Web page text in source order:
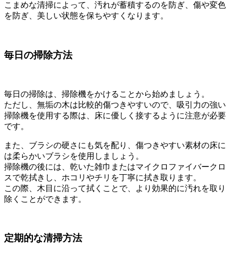
こまめな清掃によって、汚れが蓄積するのを防ぎ、傷や変色
を防ぎ、美しい状態を保ちやすくなります。
毎日の掃除方法
毎日の掃除は、掃除機をかけることから始めましょう。
ただし、無垢の木は比較的傷つきやすいので、吸引力の強い
掃除機を使用する際は、床に優しく接するように注意が必要
です。
また、ブラシの硬さにも気を配り、傷つきやすい素材の床に
は柔らかいブラシを使用しましょう。
掃除機の後には、乾いた雑巾またはマイクロファイバークロ
スで乾拭きし、ホコリやチリを丁寧に拭き取ります。
この際、木目に沿って拭くことで、より効果的に汚れを取り
除くことができます。
定期的な清掃方法